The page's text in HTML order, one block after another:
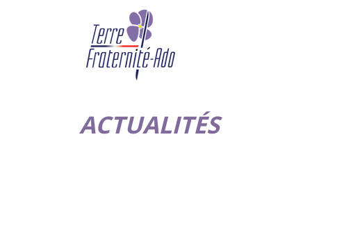
ACTUALITÉS